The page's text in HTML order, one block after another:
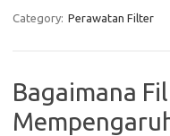
Category: Perawatan Filter
Bagaimana